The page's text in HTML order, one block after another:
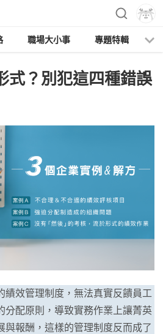
職場大小事 專題特輯
式？別犯這四種錯誤
績效管理制度，無法真實反饋員工
分配原則，導致實務作業上讓菁英
與報酬，這樣的管理制度反而成了